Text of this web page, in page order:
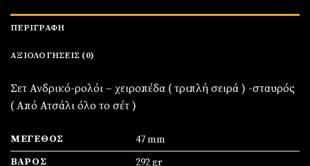
ΠΕΡΙΓΡΑΦΉ
ΑΞΙΟΛΟΓΉΣΕΙΣ (0)
Σετ Ανδρικό-ρολόι – χειροπέδα ( τριπλή σειρά ) -σταυρός
( Από Ατσάλι όλο το σέτ )
ΜΈΓΕΘΟΣ
47 mm
ΒΆΡΟΣ
292 gr